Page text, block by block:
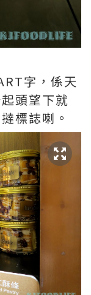
字，係天
頭望下就
標誌喇。